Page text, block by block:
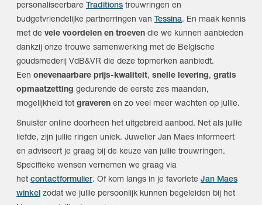
personaliseerbare Traditions trouwringen en
budgetvriendelijke partnerringen van Tessina. En maak kennis
met de vele voordelen en troeven die we kunnen aanbieden
dankzij onze trouwe samenwerking met de Belgische
goudsmederij VdB&VR die deze topmerken aanbiedt.
Een onevenaarbare prijs-kwaliteit, snelle levering, gratis
opmaatzetting gedurende de eerste zes maanden,
mogelijkheid tot graveren en zo veel meer wachten op jullie.
Snuister online doorheen het uitgebreid aanbod. Net als jullie
liefde, zijn jullie ringen uniek. Juwelier Jan Maes informeert
en adviseert je graag bij de keuze van jullie trouwringen.
Specifieke wensen vernemen we graag via
het contactformulier. Of kom langs in je favoriete Jan Maes
winkel zodat we jullie persoonlijk kunnen begeleiden bij het